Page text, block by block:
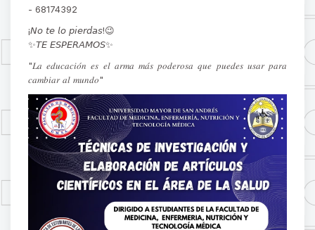
- 68174392
¡𝘕𝘰 𝘵𝘦 𝘭𝘰 𝘱𝘪𝘦𝘳𝘥𝘢𝘴!😉
✨𝘛𝘌 𝘌𝘚𝘗𝘌𝘙𝘈𝘔𝘖𝘚✨
"𝐿𝑎 𝑒𝑑𝑢𝑐𝑎𝑐𝑖𝑜́𝑛 𝑒𝑠 𝑒𝑙 𝑎𝑟𝑚𝑎 𝑚𝑎́𝑠 𝑝𝑜𝑑𝑒𝑟𝑜𝑠𝑎 𝑞𝑢𝑒 𝑝𝑢𝑒𝑑𝑒𝑠 𝑢𝑠𝑎𝑟 𝑝𝑎𝑟𝑎
𝑐𝑎𝑚𝑏𝑖𝑎𝑟 𝑎𝑙 𝑚𝑢𝑛𝑑𝑜"